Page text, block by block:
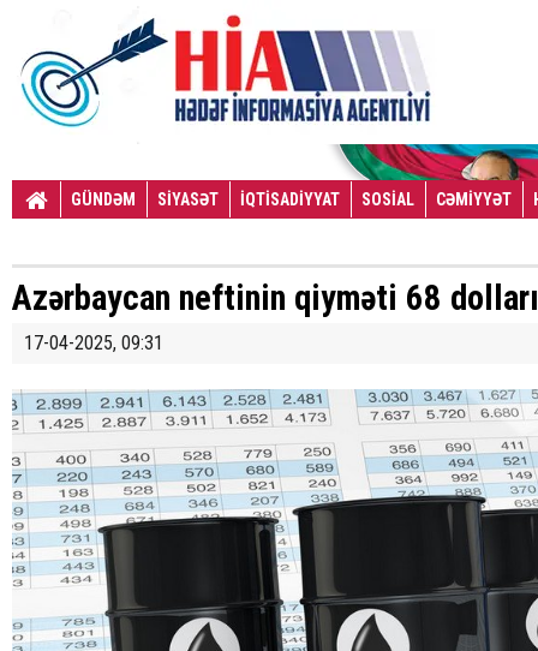
GÜNDƏM SİYASƏT İQTİSADİYYAT SOSİAL CƏMİYYƏT
Azərbaycan neftinin qiyməti 68
17-04-2025, 09:31